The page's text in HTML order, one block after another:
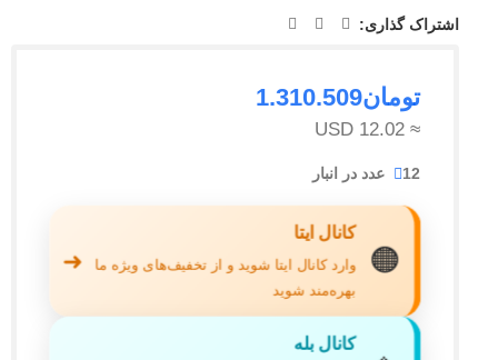
اشتراک گذاری:
تومان1.310.509
≈ 12.02 USD
12 عدد در انبار
🟠
کانال ایتا
وارد کانال ایتا شوید و از تخفیف‌های ویژه ما
بهره‌مند شوید
➜
کانال بله